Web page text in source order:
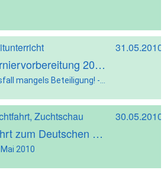
Turniervorbereitung 2010
Zuchtschau
Fahrt zum Deutschen Zuchtchampionat 2010
2010